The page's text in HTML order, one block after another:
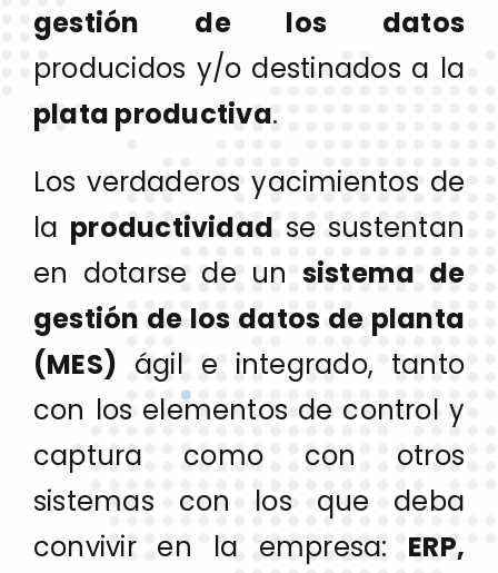
Compañía
Sectores
Kit Digital
ES
gestión de los datos
producidos y/o destinados a la
plata productiva.
Los verdaderos yacimientos de
la productividad se sustentan
en dotarse de un sistema de
gestión de los datos de planta
(MES) ágil e integrado, tanto
con los elementos de control y
captura como con otros
sistemas con los que deba
convivir en la empresa: ERP,